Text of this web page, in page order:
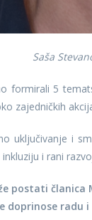
Saša
formirali 5
zajedničkih
uključivanje i
i rani
postati članica
doprinose radu